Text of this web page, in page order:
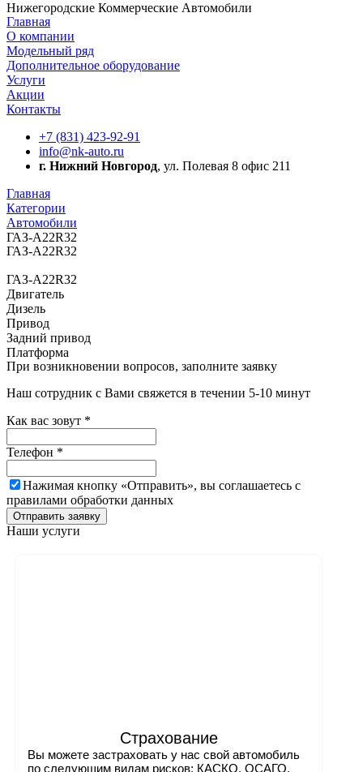
Нижегородские Коммерческие Автомобили
Главная
О компании
Модельный ряд
Дополнительное оборудование
Услуги
Акции
Контакты
+7 (831) 423-92-91
info@nk-auto.ru
г. Нижний Новгород, ул. Полевая 8 офис 211
Главная
Категории
Автомобили
ГАЗ-А22R32
ГАЗ-А22R32
ГАЗ-А22R32
Двигатель
Дизель
Привод
Задний привод
Платформа
При возникновении вопросов, заполните заявку
Наш сотрудник с Вами свяжется в течении 5-10 минут
Как вас зовут *
Телефон *
Нажимая кнопку «Отправить», вы соглашаетесь c
правилами обработки данных
Отправить заявку
Наши услуги
Страхование
Вы можете застраховать у нас свой автомобиль
по следующим видам рисков: КАСКО, ОСАГО,